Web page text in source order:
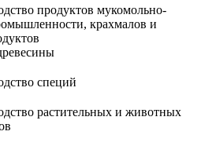
продуктов мукомольно-
крахмалов и
специй
растительных и животных